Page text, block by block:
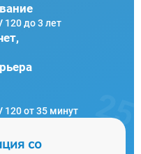
120 до 3 лет
120 от 35 минут
со